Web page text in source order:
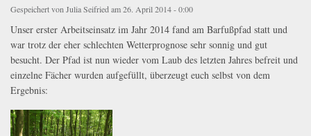
Gespeichert vonJulia Seifriedam 26. April 2014 - 0:00
Unser erster Arbeitseinsatz im Jahr 2014 fand am Barfußpfad statt und
war trotz der eher schlechten Wetterprognose sehr sonnig und gut
besucht. Der Pfad ist nun wieder vom Laub des letzten Jahres befreit und
einzelne Fächer wurden aufgefüllt, überzeugt euch selbst von dem
Ergebnis:
IMG_3961.JPG